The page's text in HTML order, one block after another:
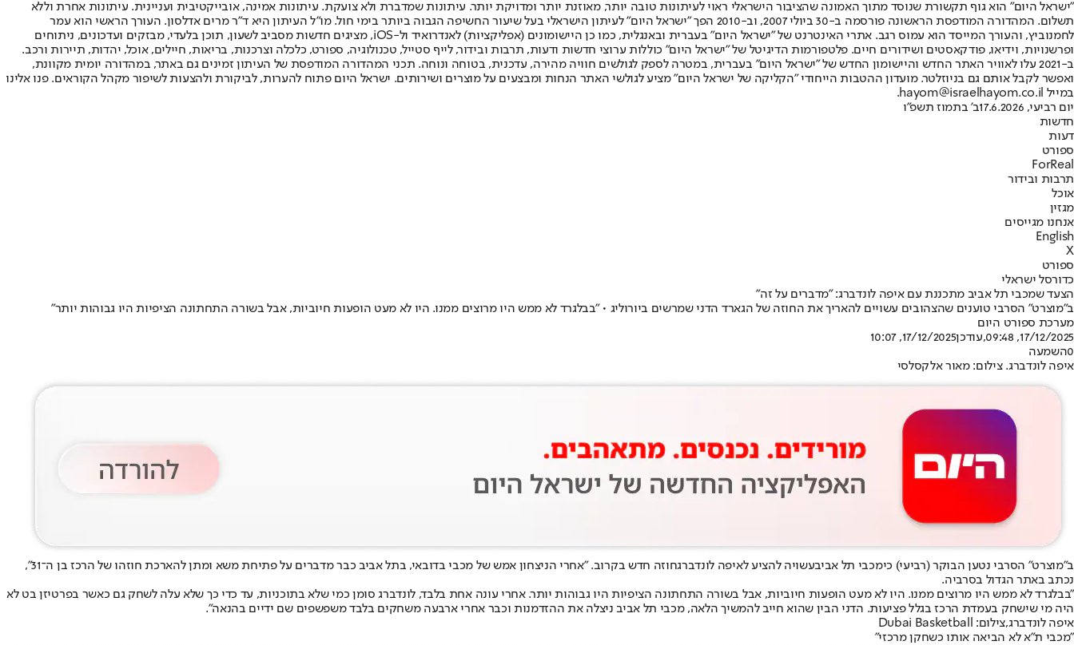
"ישראל היום" הוא גוף תקשורת שנוסד מתוך האמונה שהציבור הישראלי ראוי לעיתונות טובה יותר, מאוזנת יותר ומדויקת יותר. עיתונות שמדברת ולא צועקת. עיתונות אמינה, אובייקטיבית ועניינית. עיתונות אחרת וללא
תשלום. המהדורה המודפסת הראשונה פורסמה ב-30 ביולי 2007, וב-2010 הפך "ישראל היום" לעיתון הישראלי בעל שיעור החשיפה הגבוה ביותר בימי חול. מו"ל העיתון היא ד"ר מרים אדלסון. העורך הראשי הוא עמר
לחמנוביץ, והעורך המייסד הוא עמוס רגב. אתרי האינטרנט של "ישראל היום" בעברית ובאנגלית, כמו כן היישומונים (אפליקציות) לאנדרואיד ול-iOS, מציגים חדשות מסביב לשעון, תוכן בלעדי, מבזקים ועדכונים, ניתוחים
ופרשנויות, וידיאו, פודקאסטים ושידורים חיים. פלטפורמות הדיגיטל של "ישראל היום" כוללות ערוצי חדשות ודעות, תרבות ובידור, לייף סטייל, טכנולוגיה, ספורט, כלכלה וצרכנות, בריאות, חיילים, אוכל, יהדות, תיירות ורכב.
ב-2021 עלו לאוויר האתר החדש והיישומון החדש של "ישראל היום" בעברית, במטרה לספק לגולשים חוויה מהירה, עדכנית, בטוחה ונוחה. תכני המהדורה המודפסת של העיתון זמינים גם באתר, במהדורה יומית מקוונת,
ואפשר לקבל אותם גם בניוזלטר. מועדון ההטבות הייחודי "הקליקה של ישראל היום" מציע לגולשי האתר הנחות ומבצעים על מוצרים ושירותים. ישראל היום פתוח להערות, לביקורת ולהצעות לשיפור מקהל הקוראים. פנו אלינו
במייל hayom@israelhayom.co.il.
יום רביעי, 17.6.2026
ב' בתמוז תשפ"ו
חדשות
דעות
ספורט
ForReal
תרבות ובידור
אוכל
מגזין
אנחנו מגייסים
English
X
ספורט
כדורסל ישראלי
הצעד שמכבי תל אביב מתכננת עם איפה לונדברג: "מדברים על זה"
ב"מוצרט" הסרבי טוענים שהצהובים עשויים להאריך את החוזה של הגארד הדני שמרשים ביורוליג • "בבלגרד לא ממש היו מרוצים ממנו. היו לא מעט הופעות חיוביות, אבל בשורה התחתונה הציפיות היו גבוהות יותר"
מערכת ספורט היום
17/12/2025, 09:48
,עודכן17/12/2025, 10:07
0השמעה
איפה לונדברג. צילום: מאור אלקסלסי
ב"מוצרט" הסרבי נטען הבוקר (רביעי) כימכבי תל אביבעשויה להציע לאיפה לונדברג
חוזה חדש בקרוב. "אחרי הניצחון אמש של מכבי בדובאי, בתל אביב כבר מדברים על פתיחת משא ומתן להארכת חוזהו של הרכז בן ה־31",
נכתב באתר הגדול בסרביה.
"בבלגרד לא ממש היו מרוצים ממנו. היו לא מעט הופעות חיוביות, אבל בשורה התחתונה הציפיות היו גבוהות יותר. אחרי עונה אחת בלבד, לונדברג סומן כמי שלא בתוכניות, עד כדי כך שלא עלה לשחק גם כאשר בפרטיזן בט לא
היה מי שישחק בעמדת הרכז בגלל פציעות. הדני הבין שהוא חייב להמשיך הלאה, מכבי תל אביב ניצלה את ההזדמנות וכבר אחרי ארבעה משחקים בלבד משפשפים שם ידיים בהנאה".
איפה לונדברג,צילום: Dubai Basketball
"מכבי ת"א לא הביאה אותו כשחקן מרכזי"